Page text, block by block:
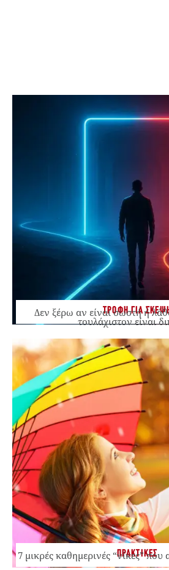
ΤΡΟΦΗ ΓΙΑ
Δεν ξέρω αν είναι σωστή ή
τουλάχιστον είναι
ΠΡΑΚΤΙΚΕΣ
7 μικρές καθημερινές “νίκες”